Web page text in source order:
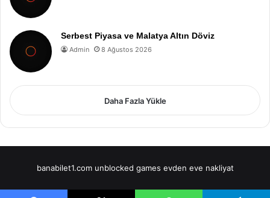
Serbest Piyasa ve Malatya Altın Döviz
Admin 8 Ağustos 2026
Daha Fazla Yükle
banabilet1.com unblocked games evden eve nakliyat